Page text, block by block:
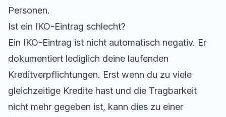
Personen.
Ist ein IKO-Eintrag schlecht?
Ein IKO-Eintrag ist nicht automatisch negativ. Er
dokumentiert lediglich deine laufenden
Kreditverpflichtungen. Erst wenn du zu viele
gleichzeitige Kredite hast und die Tragbarkeit
nicht mehr gegeben ist, kann dies zu einer